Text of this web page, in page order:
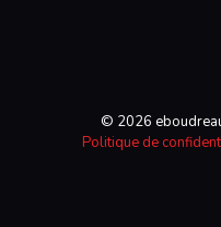
© 2026
Politique de